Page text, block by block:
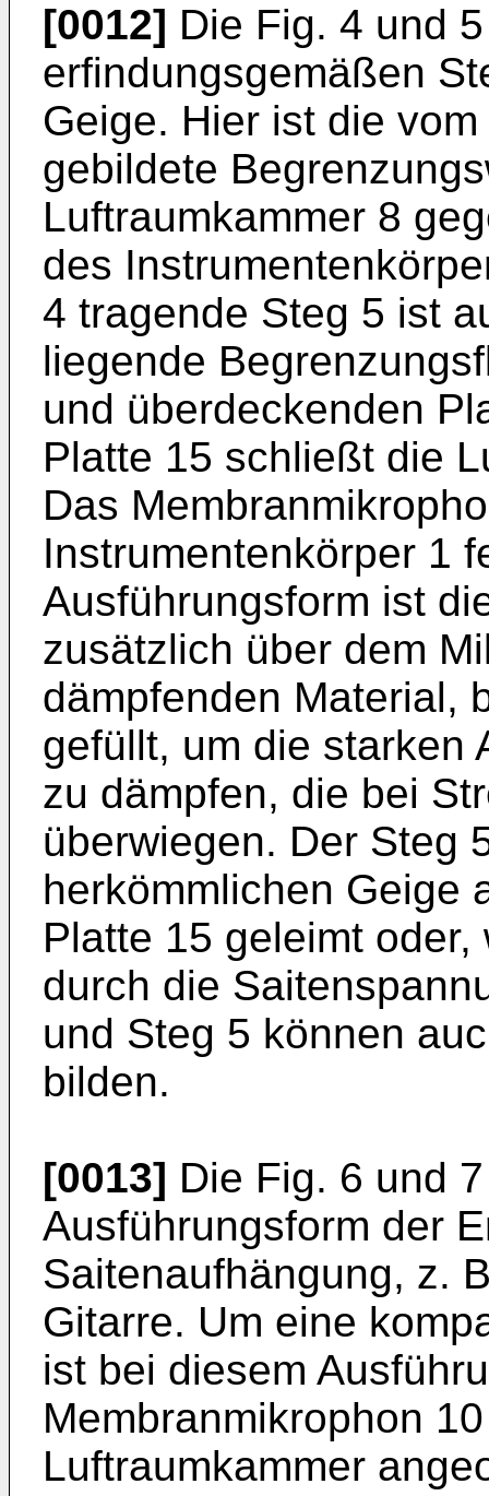
[0012] Die Fig. 4 und
erfindungsgemäßen
Geige. Hier ist die
gebildete
Luftraumkammer 8
des
4 tragende Steg 5 ist
liegende
und überdeckenden
Platte 15 schließt die
Das
Instrumentenkörper 1
Ausführungsform ist
zusätzlich über dem
dämpfenden Material,
gefüllt, um die starken
zu dämpfen, die bei
überwiegen. Der Steg
herkömmlichen Geige
Platte 15 geleimt
durch die
und Steg 5 können
bilden.
[0013] Die Fig. 6 und
Ausführungsform der
Saitenaufhängung, z.
Gitarre. Um eine
ist bei diesem
Membranmikrophon
Luftraumkammer